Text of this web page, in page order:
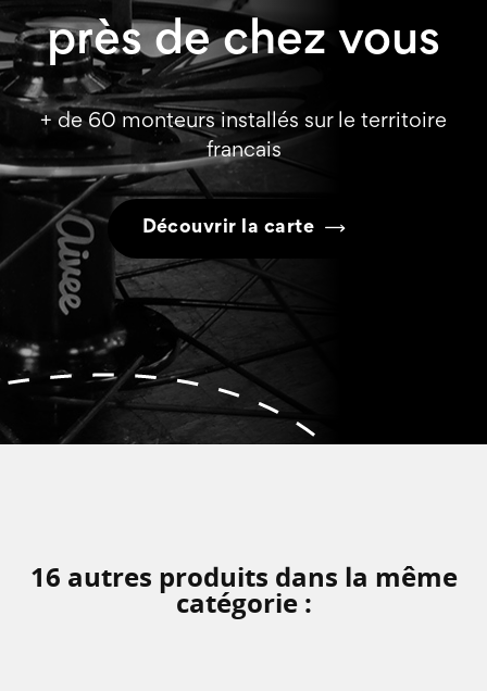
près de chez vous
+ de 60 monteurs installés sur le territoire
francais
Découvrir la carte
16 autres produits dans la même
catégorie :